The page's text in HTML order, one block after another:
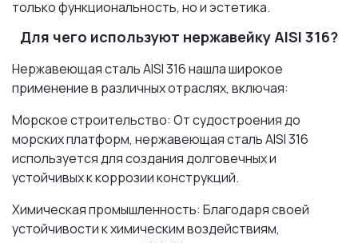
только функциональность, но и эстетика.
Для чего используют нержавейку AISI 316?
Нержавеющая сталь AISI 316 нашла широкое
применение в различных отраслях, включая:
Морское строительство: От судостроения до
морских платформ, нержавеющая сталь AISI 316
используется для создания долговечных и
устойчивых к коррозии конструкций.
Химическая промышленность: Благодаря своей
устойчивости к химическим воздействиям,